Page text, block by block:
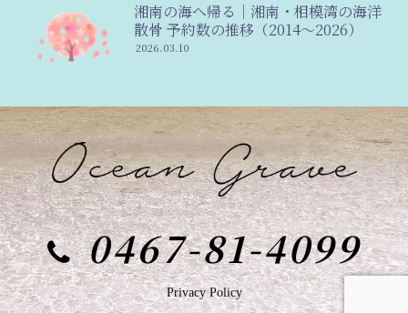
湘南の海へ帰る｜湘南・相模湾の海洋
散骨 予約数の推移（2014〜2026）
2026.03.10
0467-81-4099
Privacy Policy